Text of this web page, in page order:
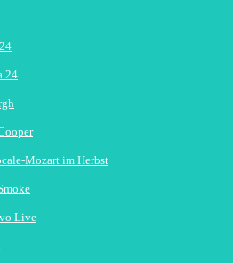
24
Mozart im Herbst
Live